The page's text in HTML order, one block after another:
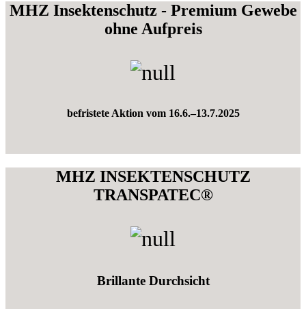
MHZ Insektenschutz - Premium Gewebe
ohne Aufpreis
befristete Aktion vom 16.6.–13.7.2025
MHZ INSEKTENSCHUTZ
TRANSPATEC®
Brillante Durchsicht